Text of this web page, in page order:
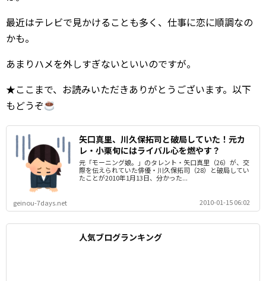
最近はテレビで見かけることも多く、仕事に恋に順調なの
かも。
あまりハメを外しすぎないといいのですが。
★ここまで、お読みいただきありがとうございます。以下
もどうぞ
矢口真里、川久保拓司と破局していた！元カ
レ・小栗旬にはライバル心を燃やす？
元「モーニング娘。」のタレント・矢口真里（26）が、交
際を伝えられていた俳優・川久保拓司（28）と破局してい
たことが2010年1月13日、分かった...
geinou-7days.net 2010-01-15 06:02
人気ブログランキング